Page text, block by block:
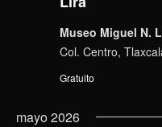
Museo Miguel N.
Col. Centro,
Gratuito
mayo 2026